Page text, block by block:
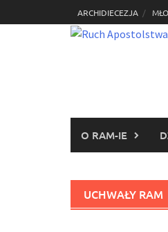
to
ARCHIDIECEZJA
O RAM-IE
UCHWAŁY RAM